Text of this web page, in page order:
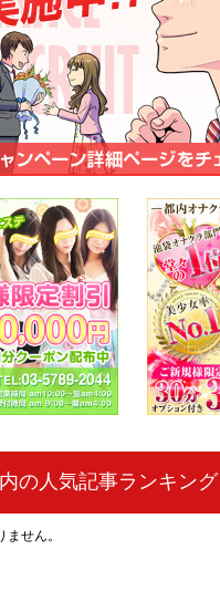
の人気記事ランキング
ません。